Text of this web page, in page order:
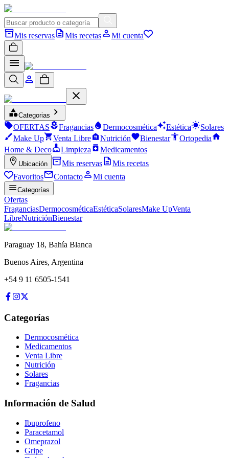
Mis reservas Mis recetas Mi cuenta
Categorias
OFERTAS Fragancias Dermocosmética Estética
Solares
Make Up
Venta Libre Nutrición Bienestar
Ortopedia
Home & Deco
Limpieza Medicamentos
Ubicación Mis reservas
Mis recetas
Favoritos
Contacto Mi cuenta
Categorías
Ofertas
FraganciasDermocosméticaEstéticaSolaresMake UpVenta
LibreNutriciónBienestar
Paraguay 18, Bahía Blanca
Buenos Aires, Argentina
+54 9 11 6505-1541
Categorías
Dermocosmética
Medicamentos
Venta Libre
Nutrición
Solares
Fragancias
Información de Salud
Ibuprofeno
Paracetamol
Omeprazol
Gripe